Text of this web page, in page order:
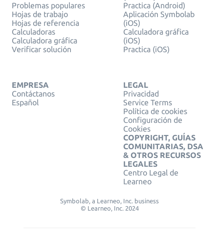
Problemas populares
Hojas de trabajo
Hojas de referencia
Calculadoras
Calculadora gráfica
Verificar solución
Practica (Android)
Aplicación Symbolab
(iOS)
Calculadora gráfica
(iOS)
Practica (iOS)
EMPRESA
Contáctanos
Español
LEGAL
Privacidad
Service Terms
Política de cookies
Configuración de
Cookies
COPYRIGHT, GUÍAS
COMUNITARIAS, DSA
& OTROS RECURSOS
LEGALES
Centro Legal de
Learneo
Symbolab, a Learneo, Inc. business
© Learneo, Inc. 2024